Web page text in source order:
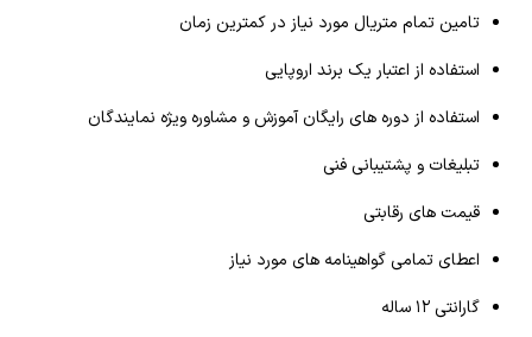
تامین تمام متریال مورد نیاز در کمترین زمان
استفاده از اعتبار یک برند اروپایی
استفاده از دوره های رایگان آموزش و مشاوره ویژه نمایندگان
تبلیغات و پشتیبانی فنی
قیمت های رقابتی
اعطای تمامی گواهینامه های مورد نیاز
گارانتی ۱۲ ساله